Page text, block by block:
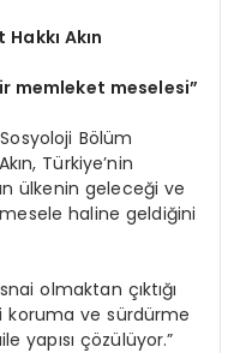
Akın
memleket meselesi”
Bölüm
Türkiye’nin
ülkenin geleceği ve
haline geldiğini
olmaktan çıktığı
koruma ve sürdürme
yapısı çözülüyor.”